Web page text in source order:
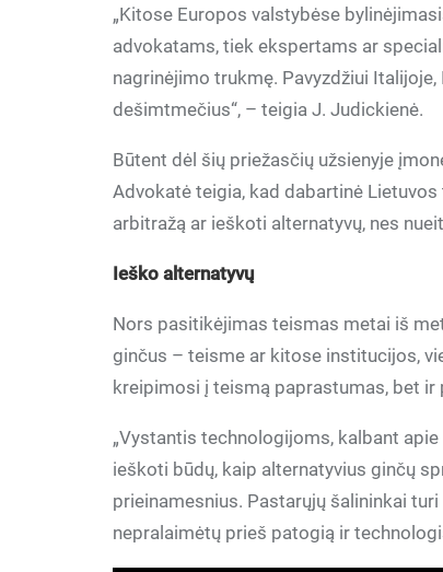
„Kitose Europos valstybėse
advokatams, tiek ekspertams ar
nagrinėjimo trukmę. Pavyzdžiui
dešimtmečius“, – teigia J. Judickienė.
Būtent dėl šių priežasčių užsienyje
Advokatė teigia, kad dabartinė
arbitražą ar ieškoti alternatyvų, nes
Ieško alternatyvų
Nors pasitikėjimas teismas metai iš
ginčus – teisme ar kitose institucijos,
kreipimosi į teismą paprastumas, bet ir
„Vystantis technologijoms, kalbant
ieškoti būdų, kaip alternatyvius ginčų
prieinamesnius. Pastarųjų šalininkai
nepralaimėtų prieš patogią ir